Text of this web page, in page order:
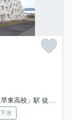
高校」駅 徒歩13分
水